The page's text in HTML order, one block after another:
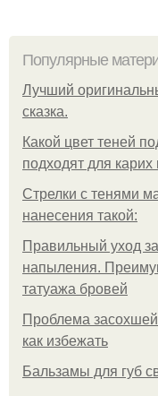
Популярные
Лучший
сказка.
Какой цвет теней
подходят для карих
Стрелки с тенями
нанесения такой:
Правильный уход
напыления.
татуажа бровей
Проблема
как избежать
Бальзамы для губ